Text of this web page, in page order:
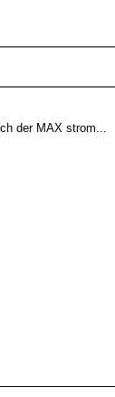
der MAX strom...